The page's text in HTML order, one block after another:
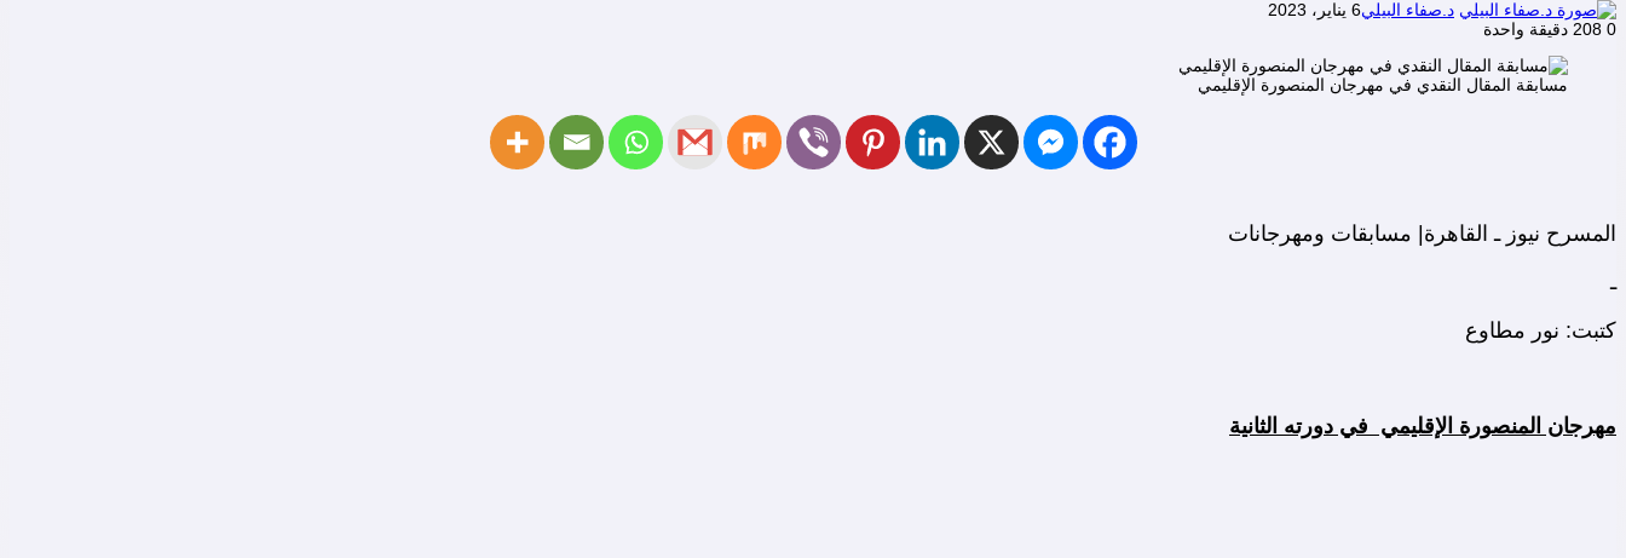
د.صفاء البيلي6 يناير، 2023
0
دقيقة واحدة
مسابقة المقال النقدي في مهرجان المنصورة الإقليمي
المسرح نيوز ـ القاهرة| مسابقات ومهرجانات
ـ
كتبت: نور مطاوع
مهرجان المنصورة الإقليمي في دورته الثانية